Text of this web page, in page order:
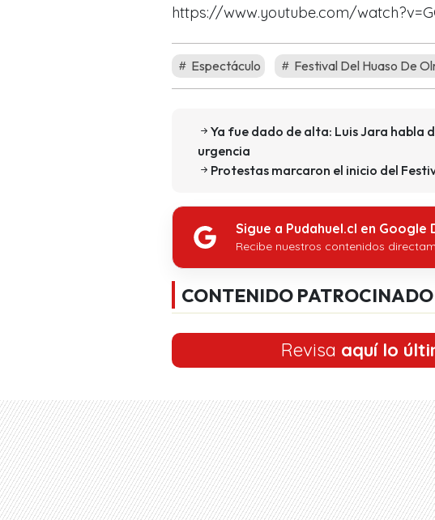
https://www.youtube.com/
Espectáculo Festival Del Huaso De
Ya fue dado de alta: Luis Jara habla
urgencia
Protestas marcaron el inicio del
Sigue a Pudahuel.cl en Google
Recibe nuestros contenidos
CONTENIDO PATROCINADO
Revisa aquí lo